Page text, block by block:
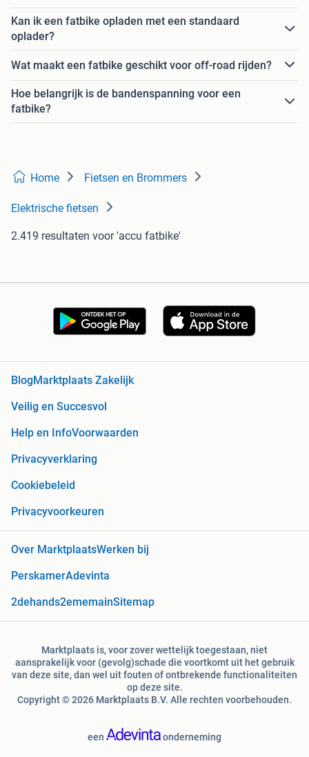
Kan ik een fatbike opladen met een standaard
oplader?
Wat maakt een fatbike geschikt voor off-road rijden?
Hoe belangrijk is de bandenspanning voor een
fatbike?
Home Fietsen en Brommers
Elektrische fietsen
2.419 resultaten voor 'accu fatbike'
Blog Marktplaats Zakelijk
Veilig en Succesvol
Help en InfoVoorwaarden
Privacyverklaring
Cookiebeleid
Privacyvoorkeuren
Over MarktplaatsWerken bij
PerskamerAdevinta
2dehands2ememainSitemap
Marktplaats is, voor zover wettelijk toegestaan, niet
aansprakelijk voor (gevolg)schade die voortkomt uit het gebruik
van deze site, dan wel uit fouten of ontbrekende functionaliteiten
op deze site.
Copyright © 2026 Marktplaats B.V. Alle rechten voorbehouden.
een onderneming